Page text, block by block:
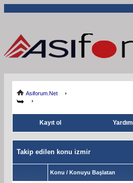
Asiforum.Net
Kayıt ol Yardım
Takip edilen konu izmir
Konu / Konuyu Başlatan